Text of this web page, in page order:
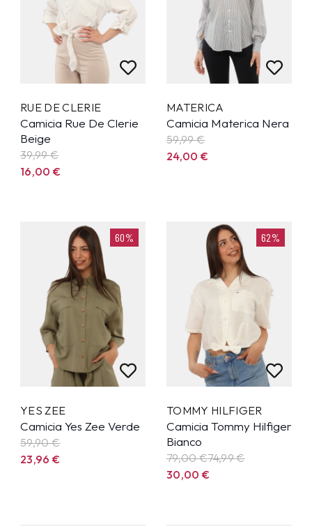
RUE DE CLERIE
Camicia Rue De Clerie
Beige
39,99€
16,00€
MATERICA
Camicia Materica Nera
59,99€
24,00€
60%
YES ZEE
Camicia Yes Zee Verde
59,90€
23,96€
62%
TOMMY HILFIGER
Camicia Tommy Hilfiger
Bianco
79,00 €74,99€
30,00€